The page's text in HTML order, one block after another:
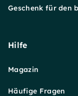
Geschenk für den
Hilfe
Magazin
Häufige Fragen